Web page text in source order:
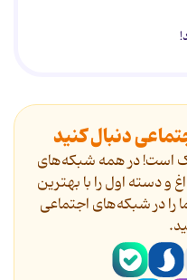
دنبال کنید
است! در همه شبکه‌های
و دسته اول را با بهترین
را در شبکه‌های اجتماعی